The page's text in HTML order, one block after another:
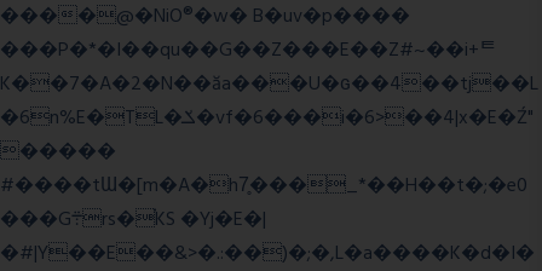
����@�NiO®�w� B�uv�p����
���P�*�I��qu��G��Z��� E��Z#~��i+ᄐ
K��7�A�2�N��ăa���U�ɢ��4��tj��L
�6n%E�TL�ݎ�vf�6���i�6>��4|x�E�Ź"
�����
#����tƜ�[m�A�h7̥���_*��H��t�;�e0
���G܊rs�֗KS �Yj�E�|
�#|Y��E��&>�.:��)�;�,L�a����K�d�I�